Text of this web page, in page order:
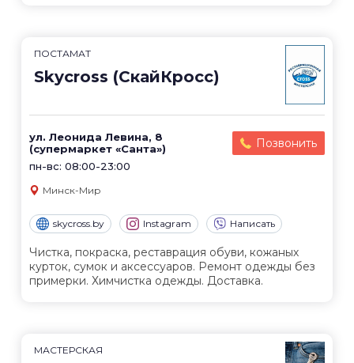
ПОСТАМАТ
Skycross (СкайКросс)
ул. Леонида Левина, 8
(супермаркет «Санта»)
пн-вс: 08:00-23:00
Позвонить
Минск-Мир
skycross.by Instagram Написать
Чистка, покраска, реставрация обуви, кожаных
курток, сумок и аксессуаров. Ремонт одежды без
примерки. Химчистка одежды. Доставка.
МАСТЕРСКАЯ